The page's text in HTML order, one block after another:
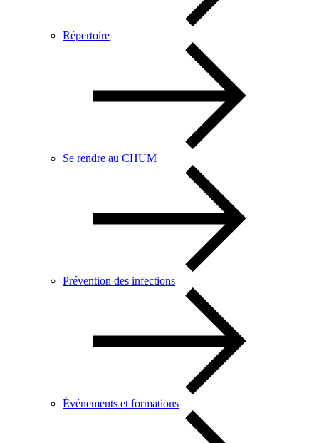
Répertoire
Se rendre au CHUM
Prévention des infections
Événements et formations